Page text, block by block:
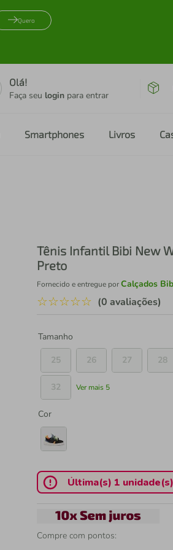
Quero
Olá!
Faça seu login para entrar
Smartphones Livros
Tênis Infantil Bibi New
Preto
Fornecido e entregue porCalçados
☆☆☆☆☆ (0 avaliações)
Tamanho
25
26 27 28
32 Ver mais 5
Cor
Última(s) 1 unidade(s)
Compre com pontos: